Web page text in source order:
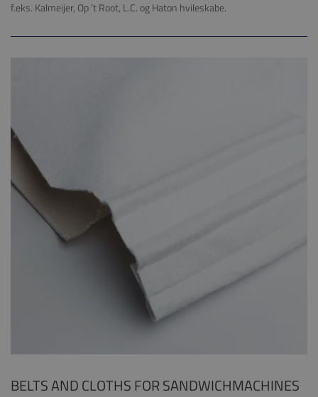
f.eks. Kalmeijer, Op ’t Root, L.C. og Haton hvileskabe.
BELTS AND CLOTHS FOR SANDWICHMACHINES